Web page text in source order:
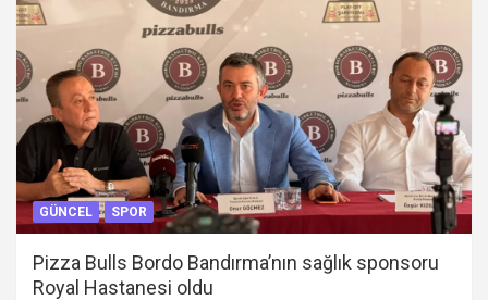
GÜNCEL SPOR
Pizza Bulls Bordo Bandırma’nın sağlık sponsoru
Royal Hastanesi oldu